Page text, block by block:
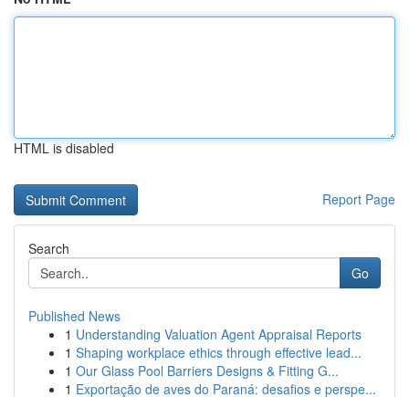
HTML is disabled
Report Page
Search
Go
Published News
1 Understanding Valuation Agent Appraisal Reports
1 Shaping workplace ethics through effective lead...
1 Our Glass Pool Barriers Designs & Fitting G...
1 Exportação de aves do Paraná: desafios e perspe...